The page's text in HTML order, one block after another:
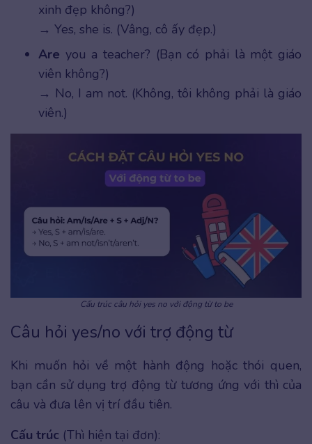
xinh đẹp không?)
→ Yes, she is. (Vâng, cô ấy đẹp.)
Are you a teacher? (Bạn có phải là một giáo
viên không?)
→ No, I am not. (Không, tôi không phải là giáo
viên.)
Cấu trúc câu hỏi yes no với động từ to be
Câu hỏi yes/no với trợ động từ
Khi muốn hỏi về một hành động hoặc thói quen,
bạn cần sử dụng trợ động từ tương ứng với thì của
câu và đưa lên vị trí đầu tiên.
Cấu trúc (Thì hiện tại đơn):